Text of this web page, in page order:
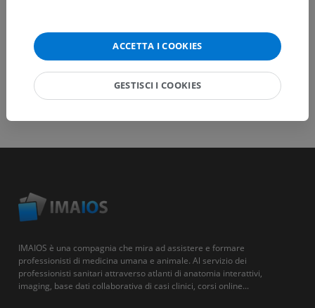
IMAIOS è una compagnia che mira ad assistere e formare
professionisti di medicina umana e animale. Al servizio dei
professionisti sanitari attraverso atlanti di anatomia interattivi,
imaging, base dati collaborativa di casi clinici, corsi online...
ACCETTA I COOKIES
GESTISCI I COOKIES